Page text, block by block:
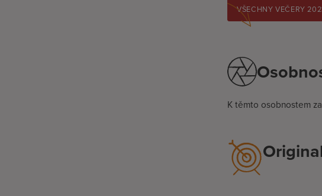
VŠECHNY VEČERY
K těmto osobnostem